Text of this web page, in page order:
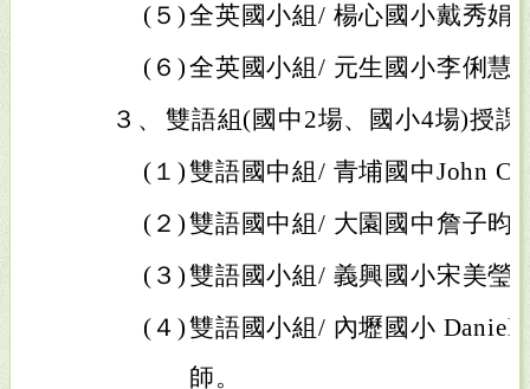
(５)全英國小組/ 楊心國小戴秀娟
(６)全英國小組/ 元生國小李俐慧
３、 雙語組(國中2場、國小4場)授課
(１)雙語國中組/ 青埔國中John
(２)雙語國中組/ 大園國中詹子昀
(３)雙語國小組/ 義興國小宋美瑩
(４)雙語國小組/ 內壢國小
師。